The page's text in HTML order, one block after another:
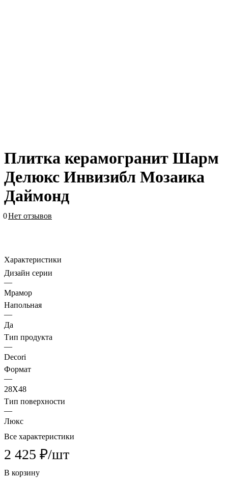
Плитка керамогранит Шарм
Делюкс Инвизибл Мозаика
Даймонд
0Нет отзывов
Характеристики
Дизайн серии
—
Мрамор
Напольная
—
Да
Тип продукта
—
Decori
Формат
—
28X48
Тип поверхности
—
Люкс
Все характеристики
2 425 ₽/шт
В корзину